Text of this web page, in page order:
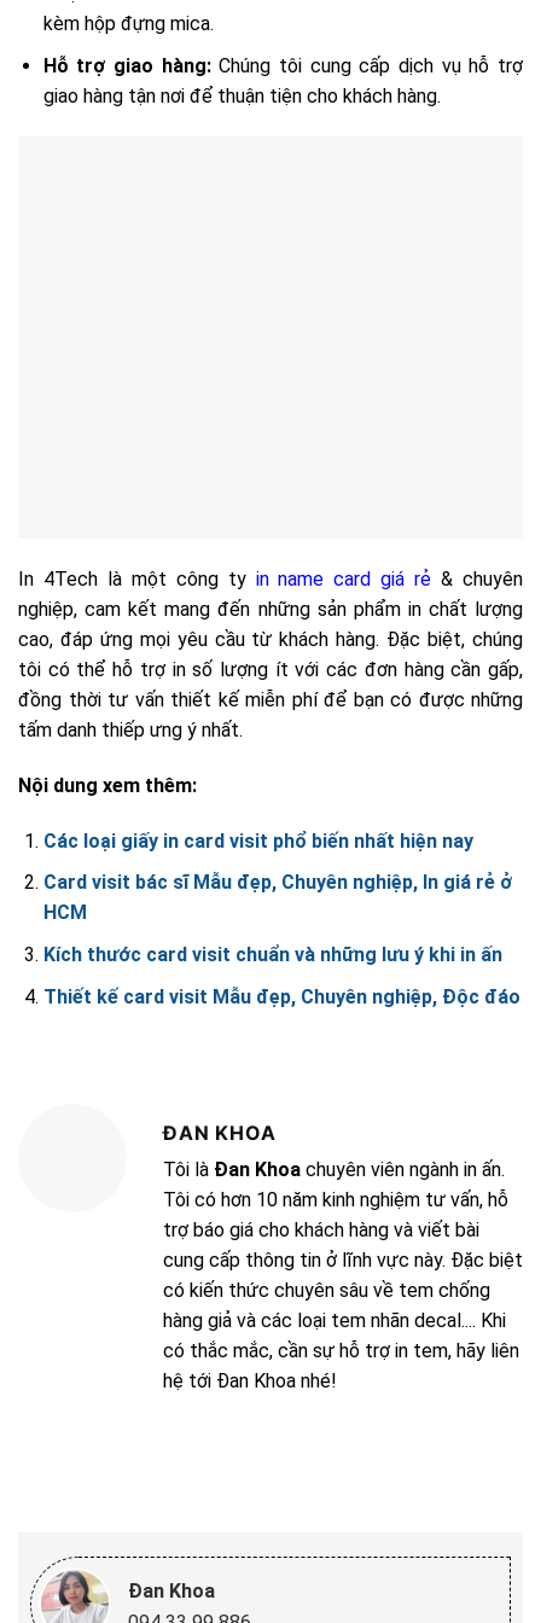
kèm hộp đựng mica.
Hỗ trợ giao hàng:Chúng tôi cung cấp dịch vụ hỗ trợ
giao hàng tận nơi để thuận tiện cho khách hàng.
In 4Tech là một công ty in name card giá rẻ & chuyên
nghiệp, cam kết mang đến những sản phẩm in chất lượng
cao, đáp ứng mọi yêu cầu từ khách hàng. Đặc biệt, chúng
tôi có thể hỗ trợ in số lượng ít với các đơn hàng cần gấp,
đồng thời tư vấn thiết kế miễn phí để bạn có được những
tấm danh thiếp ưng ý nhất.
Nội dung xem thêm:
Các loại giấy in card visit phổ biến nhất hiện nay
Card visit bác sĩ Mẫu đẹp, Chuyên nghiệp, In giá rẻ ở
HCM
Kích thước card visit chuẩn và những lưu ý khi in ấn
Thiết kế card visit Mẫu đẹp, Chuyên nghiệp, Độc đáo
ĐAN KHOA
Tôi là Đan Khoa chuyên viên ngành in ấn.
Tôi có hơn 10 năm kinh nghiệm tư vấn, hỗ
trợ báo giá cho khách hàng và viết bài
cung cấp thông tin ở lĩnh vực này. Đặc biệt
có kiến thức chuyên sâu về tem chống
hàng giả và các loại tem nhãn decal.... Khi
có thắc mắc, cần sự hỗ trợ in tem, hãy liên
hệ tới Đan Khoa nhé!
Đan Khoa